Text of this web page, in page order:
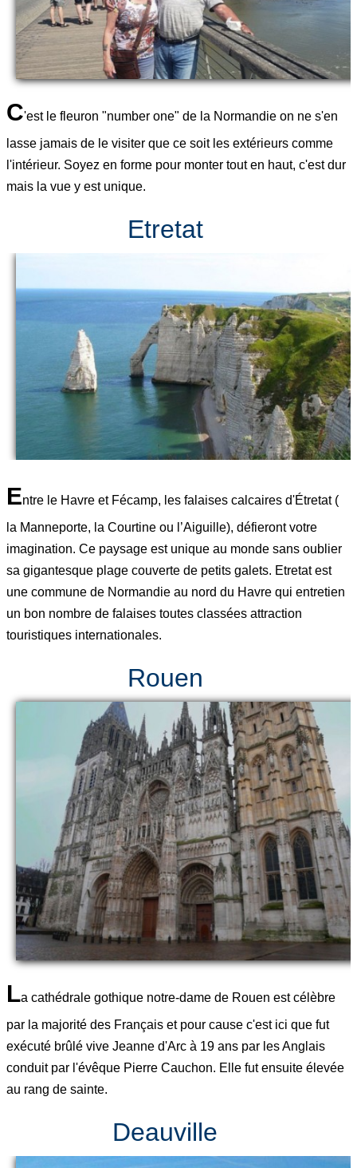
C'est le fleuron "number one" de la Normandie on ne s'en
lasse jamais de le visiter que ce soit les extérieurs comme
l'intérieur. Soyez en forme pour monter tout en haut, c'est dur
mais la vue y est unique.
Etretat
Entre le Havre et Fécamp, les falaises calcaires d'Étretat (
la Manneporte, la Courtine ou l’Aiguille), défieront votre
imagination. Ce paysage est unique au monde sans oublier
sa gigantesque plage couverte de petits galets. Etretat est
une commune de Normandie au nord du Havre qui entretien
un bon nombre de falaises toutes classées attraction
touristiques internationales.
Rouen
La cathédrale gothique notre-dame de Rouen est célèbre
par la majorité des Français et pour cause c'est ici que fut
exécuté brûlé vive Jeanne d'Arc à 19 ans par les Anglais
conduit par l'évêque Pierre Cauchon. Elle fut ensuite élevée
au rang de sainte.
Deauville